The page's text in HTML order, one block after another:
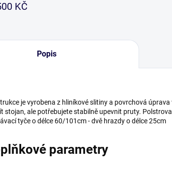
KČ
Popis
je vyrobena z hliníkové slitiny a povrchová
stojan, ale potřebujete stabilně upevnit pruty.
tyče o délce 60/101cm - dvě hrazdy o délce 25cm
parametry